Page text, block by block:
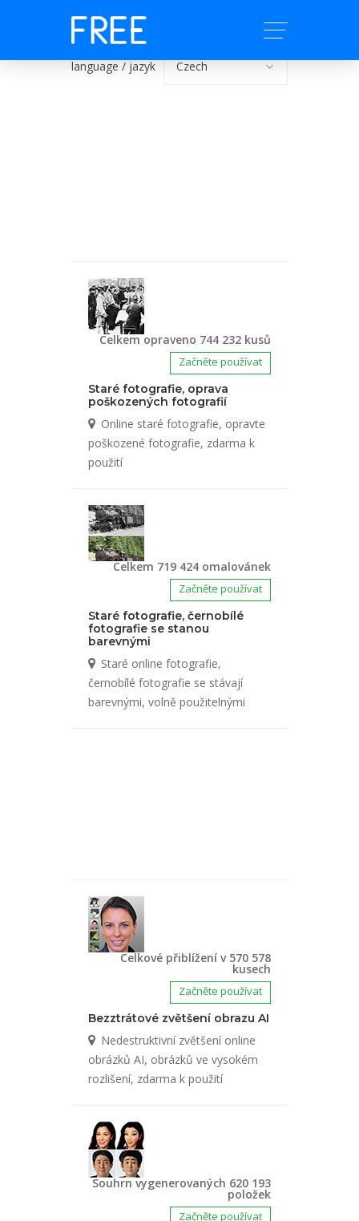
language / jazyk
Celkem opraveno 744 232 kusů
Začněte používat
Staré fotografie, oprava
poškozených fotografií
Online staré fotografie, opravte
poškozené fotografie, zdarma k
použití
Celkem 719 424 omalovánek
Začněte používat
Staré fotografie, černobílé
fotografie se stanou
barevnými
Staré online fotografie,
černobílé fotografie se stávají
barevnými, volně použitelnými
Celkové přiblížení v 570 578
kusech
Začněte používat
Bezztrátové zvětšení obrazu AI
Nedestruktivní zvětšení online
obrázků AI, obrázků ve vysokém
rozlišení, zdarma k použití
Souhrn vygenerovaných 620 193
položek
Začněte používat